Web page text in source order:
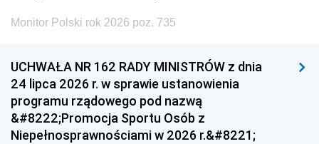
Monitor Polski rok 2026 poz. 735
UCHWAŁA NR 162 RADY MINISTRÓW z dnia
24 lipca 2026 r. w sprawie ustanowienia
programu rządowego pod nazwą
&#8222;Promocja Sportu Osób z
Niepełnosprawnościami w 2026 r.&#8221;